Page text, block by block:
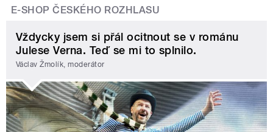
E-SHOP ČESKÉHO ROZHLASU
Vždycky jsem si přál ocitnout se v románu
Julese Verna. Teď se mi to splnilo.
Václav Žmolík, moderátor